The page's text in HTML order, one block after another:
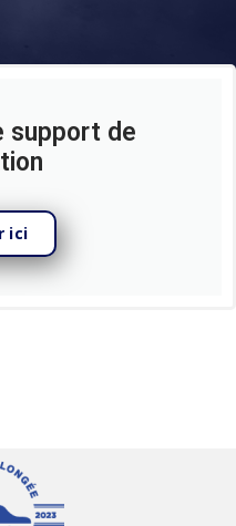
support de
ici